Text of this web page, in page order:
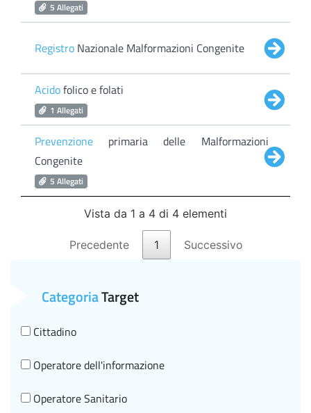
5 Allegati
Registro Nazionale Malformazioni Congenite
Acidofolico e folati
1 Allegati
Prevenzione primaria delle Malformazioni
Congenite
5 Allegati
Vista da 1 a 4 di 4 elementi
Precedente 1 Successivo
CategoriaTarget
Cittadino
Operatore dell'informazione
Operatore Sanitario